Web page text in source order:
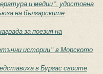
и медии”, удостоена
на българските
за поезия на
истории” в Морското
в Бургас своите